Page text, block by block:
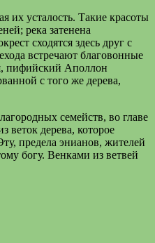
их усталость. Такие красоты
река затенена
сходятся здесь друг с
встречают благовонные
пифийский Аполлон
с того же дерева,
семейств, во главе
дерева, которое
предела энианов, жителей
богу. Венками из ветвей